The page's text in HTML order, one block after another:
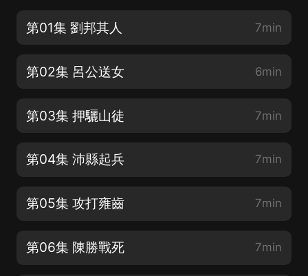
第01集 劉邦其人 7min
第02集 呂公送女 6min
第03集 押驪山徒 7min
第04集 沛縣起兵 7min
第05集 攻打雍齒 7min
第06集 陳勝戰死 7min